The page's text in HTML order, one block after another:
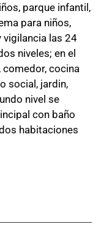
parque infantil,
para niños,
vigilancia las 24
niveles; en el
comedor, cocina
social, jardin,
nivel se
con baño
habitaciones